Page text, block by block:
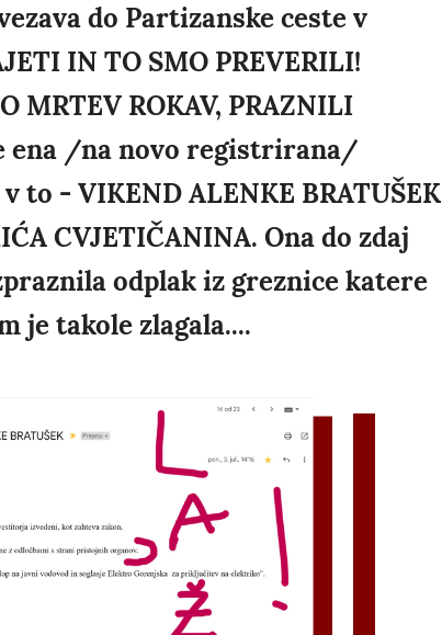
do Partizanske ceste v
IN TO SMO PREVERILI!
MRTEV ROKAV, PRAZNILI
ena /na novo registrirana/
to - VIKEND ALENKE BRATUŠEK
CVJETIČANINA. Ona do zdaj
odplak iz greznice katere
je takole zlagala....